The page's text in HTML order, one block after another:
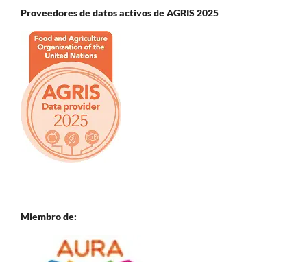
Proveedores de datos activos de AGRIS 2025
Miembro de: